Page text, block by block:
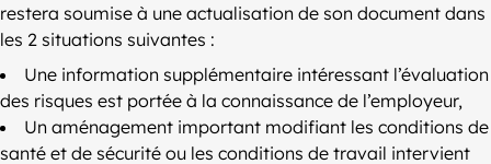
restera soumise à une actualisation de son document dans
les 2 situations suivantes :
Une information supplémentaire intéressant l’évaluation
des risques est portée à la connaissance de l’employeur,
Un aménagement important modifiant les conditions de
santé et de sécurité ou les conditions de travail intervient